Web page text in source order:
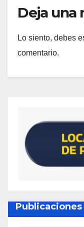
Deja una
Lo siento, debes
comentario.
Publicaciones